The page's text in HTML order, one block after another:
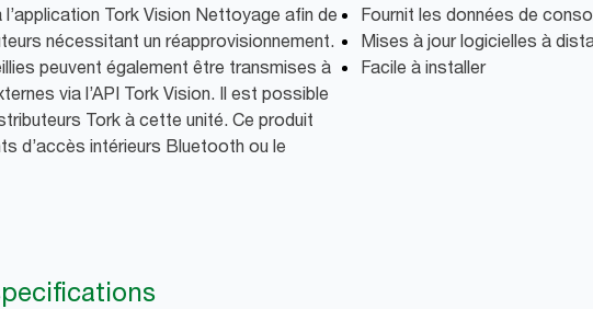
Tork Vision Nettoyage afin de
nécessitant un réapprovisionnement.
peuvent également être transmises à
via l’API Tork Vision. Il est possible
Tork à cette unité. Ce produit
d’accès intérieurs Bluetooth ou le
Fournit les données de
Mises à jour logicielles à
Facile à installer